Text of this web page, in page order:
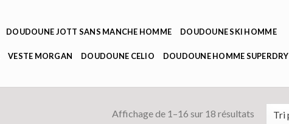
DOUDOUNE JOTT SANS MANCHE HOMME DOUDOUNE SKI HOMME
VESTE MORGAN DOUDOUNE CELIO DOUDOUNE HOMME SUPERDRY
Affichage de 1–16 sur 18 résultats